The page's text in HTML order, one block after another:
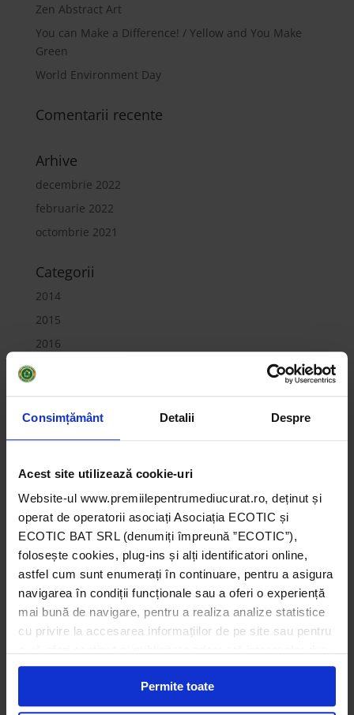
Consimțământ Detalii Despre
Acest site utilizează cookie-uri
Website-ul www.premiilepentrumediucurat.ro, deținut și
operat de operatorii asociați Asociația ECOTIC și
ECOTIC BAT SRL (denumiți împreună ”ECOTIC”),
folosește cookies, plug-ins și alți identificatori online,
astfel cum sunt enumerați în continuare, pentru a asigura
navigarea în condiții funcționale sau a oferi o experiență
mai bună de navigare, pentru a realiza analize statistice
cu privire la accesarea informațiilor de pe site sau pentru
Unii din acești identificatori online sunt plasați de către
ECOTIC (cookie-uri primare), alții sunt cookie-uri dintr-un
domeniu diferit de domeniul site-ului web pe care îl
Permite toate
Zen Abstract Art
You can Make a Difference! / Yellow and You Make
Green
World Environment Day
Comentarii recente
Arhive
decembrie 2022
februarie 2022
octombrie 2021
Categorii
2014
2015
2016
2017
2019
Companii
Marele Premiu pentru Companii 2014
Marele Premiu pentru Companii 2015
Marele Premiu pentru Companii 2016
Marele Premiu pentru Companii 2017
Marele Premiu pentru Companii 2018
Marele Premiu pentru Companii 2019
Marele Premiu pentru Instituții de Învățământ 2014